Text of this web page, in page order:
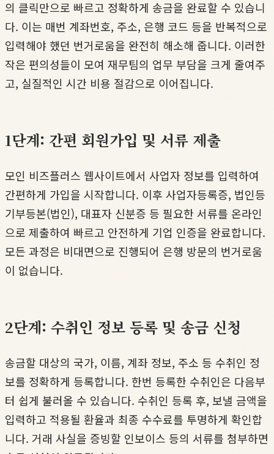
의 클릭만으로 빠르고 정확하게 송금을 완료할 수 있습니
다. 이는 매번 계좌번호, 주소, 은행 코드 등을 반복적으로
입력해야 했던 번거로움을 완전히 해소해 줍니다. 이러한
작은 편의성들이 모여 재무팀의 업무 부담을 크게 줄여주
고, 실질적인 시간 비용 절감으로 이어집니다.
1단계: 간편 회원가입 및 서류 제출
모인 비즈플러스 웹사이트에서 사업자 정보를 입력하여
간편하게 가입을 시작합니다. 이후 사업자등록증, 법인등
기부등본(법인), 대표자 신분증 등 필요한 서류를 온라인
으로 제출하여 빠르고 안전하게 기업 인증을 완료합니다.
모든 과정은 비대면으로 진행되어 은행 방문의 번거로움
이 없습니다.
2단계: 수취인 정보 등록 및 송금 신청
송금할 대상의 국가, 이름, 계좌 정보, 주소 등 수취인 정
보를 정확하게 등록합니다. 한번 등록한 수취인은 다음부
터 쉽게 불러올 수 있습니다. 수취인 등록 후, 보낼 금액을
입력하고 적용될 환율과 최종 수수료를 투명하게 확인합
니다. 거래 사실을 증빙할 인보이스 등의 서류를 첨부하면